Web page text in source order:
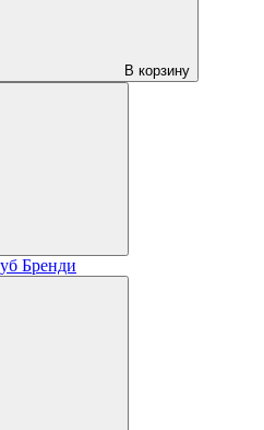
В корзину